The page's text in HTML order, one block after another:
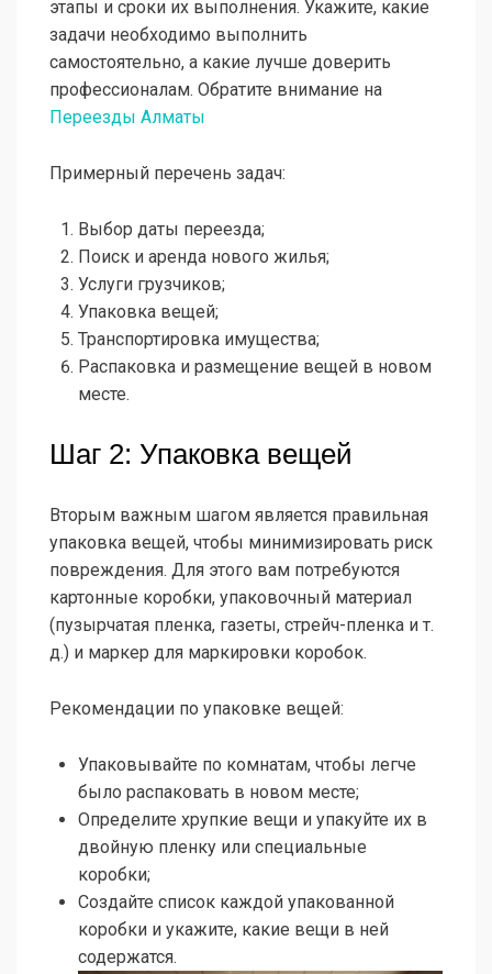
этапы и сроки их выполнения. Укажите, какие
задачи необходимо выполнить
самостоятельно, а какие лучше доверить
профессионалам. Обратите внимание на
Переезды Алматы
Примерный перечень задач:
Выбор даты переезда;
Поиск и аренда нового жилья;
Услуги грузчиков;
Упаковка вещей;
Транспортировка имущества;
Распаковка и размещение вещей в новом
месте.
Шаг 2: Упаковка вещей
Вторым важным шагом является правильная
упаковка вещей, чтобы минимизировать риск
повреждения. Для этого вам потребуются
картонные коробки, упаковочный материал
(пузырчатая пленка, газеты, стрейч-пленка и т.
д.) и маркер для маркировки коробок.
Рекомендации по упаковке вещей:
Упаковывайте по комнатам, чтобы легче
было распаковать в новом месте;
Определите хрупкие вещи и упакуйте их в
двойную пленку или специальные
коробки;
Создайте список каждой упакованной
коробки и укажите, какие вещи в ней
содержатся.